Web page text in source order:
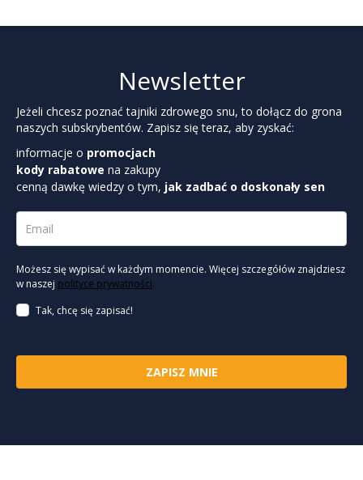
Newsletter
Jeżeli chcesz poznać tajniki zdrowego snu, to dołącz do grona
naszych subskrybentów. Zapisz się teraz, aby zyskać:
informacje o promocjach
kody rabatowe na zakupy
cenną dawkę wiedzy o tym, jak zadbać o doskonały sen
Możesz się wypisać w każdym momencie. Więcej szczegółów znajdziesz
w naszej polityce prywatności.
Tak, chcę się zapisać!
ZAPISZ MNIE